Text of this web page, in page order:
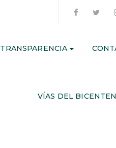
TRANSPARENCIA
VÍAS DEL